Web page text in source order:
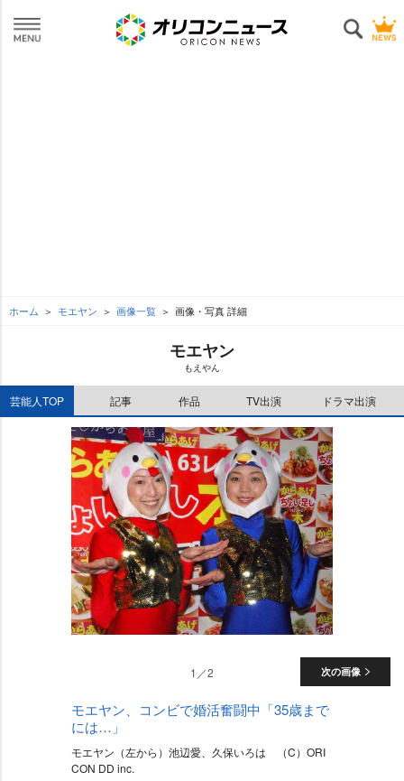
ホーム モエヤン 画像一覧 画像・写真 詳細
モエヤン
もえやん
芸能人TOP 記事 作品 TV出演 ドラマ出演
次の画像
1／2
モエヤン、コンビで婚活奮闘中「35歳まで
には…」
モエヤン（左から）池辺愛、久保いろは （C）ORI
CON DD inc.